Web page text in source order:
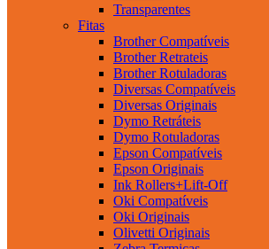
Transparentes
Fitas
Brother Compatíveis
Brother Retrateis
Brother Rotuladoras
Diversas Compatíveis
Diversas Originais
Dymo Retráteis
Dymo Rotuladoras
Epson Compatíveis
Epson Originais
Ink Rollers+Lift-Off
Oki Compatíveis
Oki Originais
Olivetti Originais